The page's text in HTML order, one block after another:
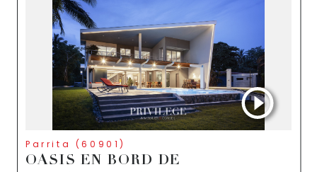
Parrita (60901)
OASIS EN BORD DE